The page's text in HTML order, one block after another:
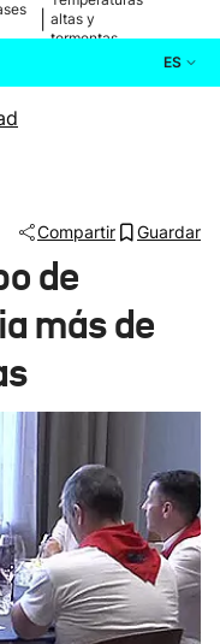
altas y
tormentas
ES
Compartir Guardar
de
más de